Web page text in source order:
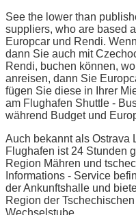
See the lower than
suppliers, who are based
Europcar und Rendi.
dann Sie auch mit
Rendi, buchen können,
anreisen, dann Sie
fügen Sie diese in Ihrer
am Flughafen Shuttle -
während Budget und
Auch bekannt als Ostrava
Flughafen ist 24 Stunden
Region Mähren und
Informations - Service
der Ankunftshalle und
Region der
Wechselstube.